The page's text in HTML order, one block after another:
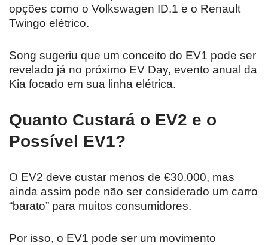
opções como o Volkswagen ID.1 e o Renault
Twingo elétrico.
Song sugeriu que um conceito do EV1 pode ser
revelado já no próximo EV Day, evento anual da
Kia focado em sua linha elétrica.
Quanto Custará o EV2 e o
Possível EV1?
O EV2 deve custar menos de €30.000, mas
ainda assim pode não ser considerado um carro
“barato” para muitos consumidores.
Por isso, o EV1 pode ser um movimento